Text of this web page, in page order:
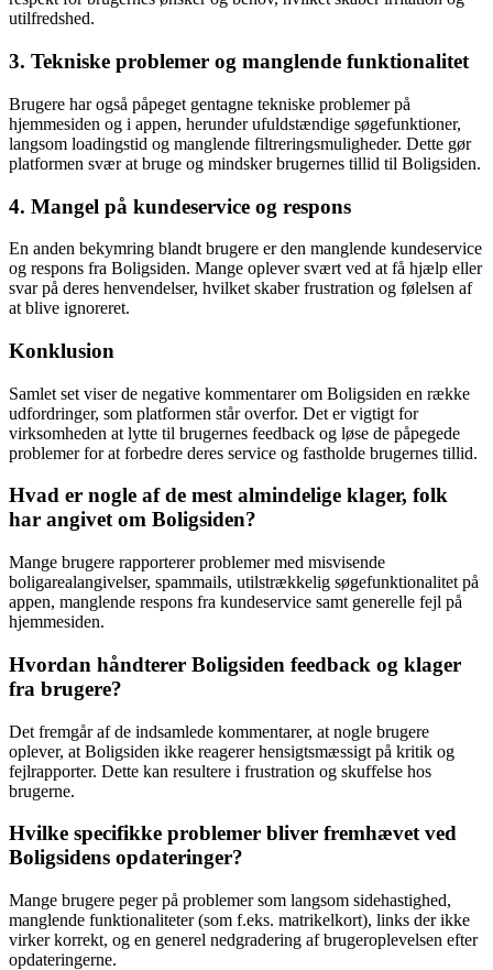
utilfredshed.
3. Tekniske problemer og manglende funktionalitet
Brugere har også påpeget gentagne tekniske problemer på
hjemmesiden og i appen, herunder ufuldstændige søgefunktioner,
langsom loadingstid og manglende filtreringsmuligheder. Dette gør
platformen svær at bruge og mindsker brugernes tillid til Boligsiden.
4. Mangel på kundeservice og respons
En anden bekymring blandt brugere er den manglende kundeservice
og respons fra Boligsiden. Mange oplever svært ved at få hjælp eller
svar på deres henvendelser, hvilket skaber frustration og følelsen af
at blive ignoreret.
Konklusion
Samlet set viser de negative kommentarer om Boligsiden en række
udfordringer, som platformen står overfor. Det er vigtigt for
virksomheden at lytte til brugernes feedback og løse de påpegede
problemer for at forbedre deres service og fastholde brugernes tillid.
Hvad er nogle af de mest almindelige klager, folk
har angivet om Boligsiden?
Mange brugere rapporterer problemer med misvisende
boligarealangivelser, spammails, utilstrækkelig søgefunktionalitet på
appen, manglende respons fra kundeservice samt generelle fejl på
hjemmesiden.
Hvordan håndterer Boligsiden feedback og klager
fra brugere?
Det fremgår af de indsamlede kommentarer, at nogle brugere
oplever, at Boligsiden ikke reagerer hensigtsmæssigt på kritik og
fejlrapporter. Dette kan resultere i frustration og skuffelse hos
brugerne.
Hvilke specifikke problemer bliver fremhævet ved
Boligsidens opdateringer?
Mange brugere peger på problemer som langsom sidehastighed,
manglende funktionaliteter (som f.eks. matrikelkort), links der ikke
virker korrekt, og en generel nedgradering af brugeroplevelsen efter
opdateringerne.